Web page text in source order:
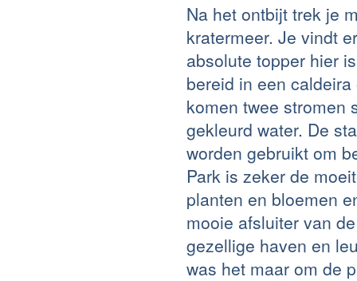
Na het ontbijt trek je
kratermeer. Je vindt
absolute topper hier
bereid in een
komen twee stromen
gekleurd water. De
worden gebruikt om
Park is zeker de
planten en bloemen
mooie afsluiter van
gezellige haven en
was het maar om de